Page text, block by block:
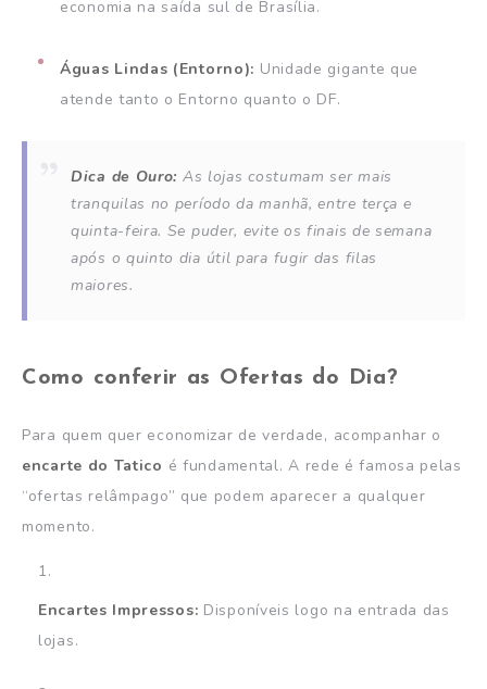
economia na saída sul de Brasília.
Águas Lindas (Entorno): Unidade gigante que
atende tanto o Entorno quanto o DF.
Dica de Ouro: As lojas costumam ser mais
tranquilas no período da manhã, entre terça e
quinta-feira. Se puder, evite os finais de semana
após o quinto dia útil para fugir das filas
maiores.
Como conferir as Ofertas do Dia?
Para quem quer economizar de verdade, acompanhar o
encarte do Tatico é fundamental. A rede é famosa pelas
“ofertas relâmpago” que podem aparecer a qualquer
momento.
Encartes Impressos: Disponíveis logo na entrada das
lojas.